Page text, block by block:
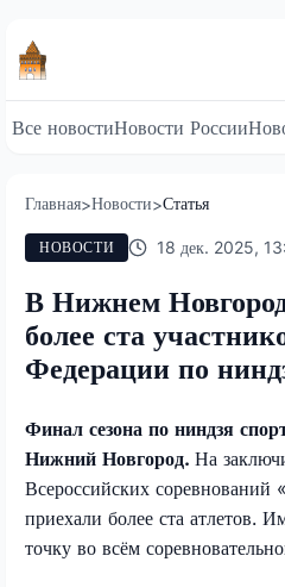
Все новостиНовости России
Главная>Новости>Статья
НОВОСТИ 18 дек. 2025,
В Нижнем
более ста
Федерации по
Финал сезона по ниндзя
Нижний Новгород. На
Всероссийских соревнований
приехали более ста атлетов.
точку во всём